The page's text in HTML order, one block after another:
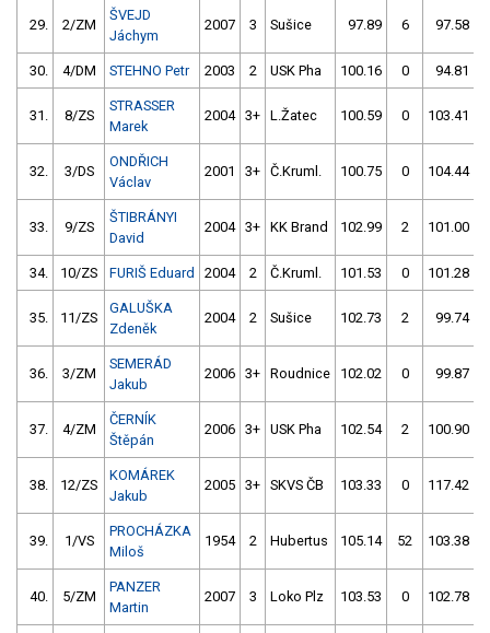
29. 2/ZM
ŠVEJD
Jáchym
2007 3 Sušice 97.89 6 97.58
30. 4/DM STEHNO Petr 2003 2 USK Pha 100.16 0 94.81
31. 8/ZS
STRASSER
Marek
2004 3+ L.Žatec 100.59 0 103.41
32. 3/DS
ONDŘICH
Václav
2001 3+ Č.Kruml. 100.75 0 104.44
33. 9/ZS
ŠTIBRÁNYI
David
2004 3+ KK Brand 102.99 2 101.00
34. 10/ZS FURIŠ Eduard 2004 2 Č.Kruml. 101.53 0 101.28
35. 11/ZS
GALUŠKA
Zdeněk
2004 2 Sušice 102.73 2 99.74
36. 3/ZM
SEMERÁD
Jakub
2006 3+ Roudnice 102.02 0 99.87
37. 4/ZM
ČERNÍK
Štěpán
2006 3+ USK Pha 102.54 2 100.90
38. 12/ZS
KOMÁREK
Jakub
2005 3+ SKVS ČB 103.33 0 117.42
39. 1/VS
PROCHÁZKA
Miloš
1954 2 Hubertus 105.14 52 103.38
40. 5/ZM
PANZER
Martin
2007 3 Loko Plz 103.53 0 102.78